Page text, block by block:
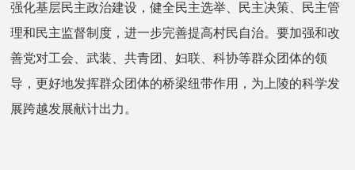
强化基层民主政治建设，健全民主选举、民主决策、民主管
理和民主监督制度，进一步完善提高村民自治。要加强和改
善党对工会、武装、共青团、妇联、科协等群众团体的领
导，更好地发挥群众团体的桥梁纽带作用，为上陵的科学发
展跨越发展献计出力。